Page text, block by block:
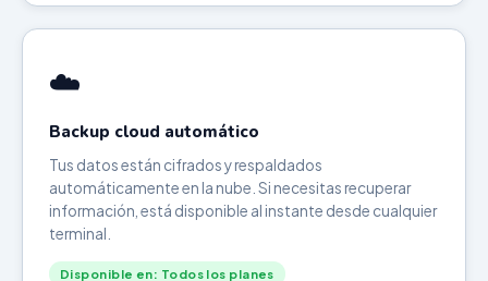
☁️
Backup cloud automático
Tus datos están cifrados y respaldados
automáticamente en la nube. Si necesitas recuperar
información, está disponible al instante desde cualquier
terminal.
Disponible en: Todos los planes